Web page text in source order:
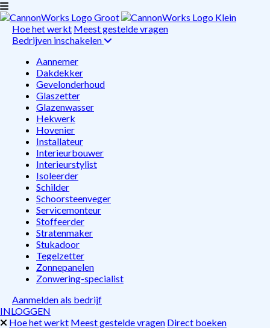
Hoe het werkt Meest gestelde vragen
Bedrijven inschakelen
Aannemer
Dakdekker
Gevelonderhoud
Glaszetter
Glazenwasser
Hekwerk
Hovenier
Installateur
Interieurbouwer
Interieurstylist
Isoleerder
Schilder
Schoorsteenveger
Servicemonteur
Stoffeerder
Stratenmaker
Stukadoor
Tegelzetter
Zonnepanelen
Zonwering-specialist
Aanmelden als bedrijf
INLOGGEN
Hoe het werkt Meest gestelde vragen Direct boeken